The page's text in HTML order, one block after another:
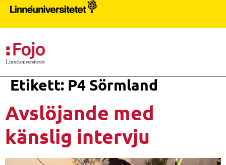
Etikett: P4 Sörmland
Avslöjande med
känslig intervju